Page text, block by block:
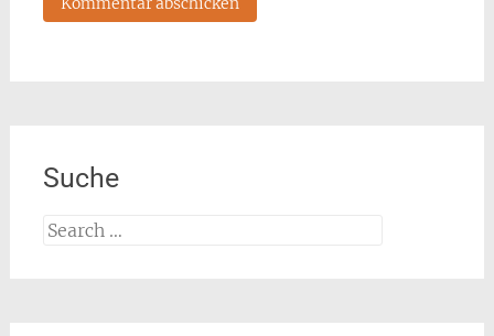
Suche
Search